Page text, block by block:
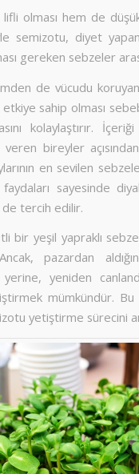
olması hem de
semizotu, diyet
gereken sebzeler
de vücudu
sahip olması
kolaylaştırır.
veren bireyler
en sevilen
sayesinde
tercih edilir.
bir yeşil yapraklı
pazardan
yerine, yeniden
mümkündür. Bu
yetiştirme sürecini